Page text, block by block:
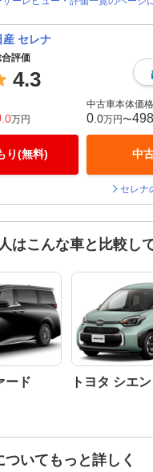
産 セレナ
評価
4.3
.0万円
り(無料)
中古車本体価格
0 .0万円〜498
中
セレナ
はこんな車と比較し
ード トヨタ シエ
ついてもっと詳しく